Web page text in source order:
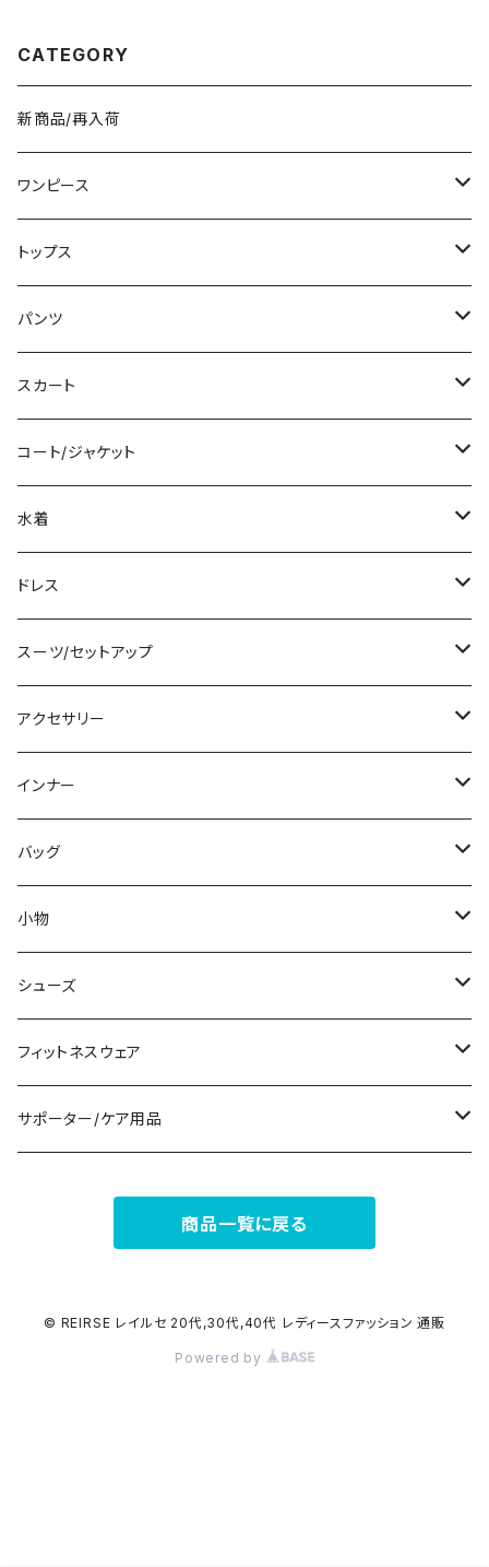
プル オープンショルダー カット
国ファッション OL カジュアル
ティー ブラック お呼ばれ シンプ
SS0076
CATEGORY
新商品/再入荷
ワンピース
ミニ/ショート
ミディアム/ミモレ
ロング/マキシ
袖付き
ノースリーブ
その他
チュニック
トップス
Tシャツ/カットソー
タンクトップ/キャミソール
シャツ/ブラウス
ベアトップ/チューブトップ
カーディガン/ボレロ
ニット/セーター
パーカー
スウェット/トレーナー
その他
パンツ
ショート丈
クロップド丈
ロング丈
デニム
レギンス
その他
オールインワン
スカート
ミニ/ショート
ミディアム/ミモレ
ロング
その他
コート/ジャケット
コート
ジャケット
その他
水着
タンキニ
バンドゥビキニ
ワンピース
ラッシュガード
その他
ドレス
ミニ/ショート
ミディアム/ミモレ
ロング/マキシ
袖付き
ノースリーブ
パンツドレス
ナイトドレス
その他
スーツ/セットアップ
パンツスーツ
スカートスーツ
その他
アクセサリー
ネックレス
ブレスレット
ピアス
コサージュ
リング
その他
インナー
ブラ/ブラトップ/ベアトップ
ショーツ
タンクトップ/キャミソール
半袖/5分
7分/長袖
ペチコート/ペチパンツ
その他
バッグ
サブバッグ
クラッチバッグ
トートバッグ
ショルダーバッグ
カジュアルバッグ
バックパック
小物
マフラー/スカーフ/ストール
財布
アクセサリーケース
シューズ
スニーカー
ブーツ
その他
フィットネスウェア
セット販売
タイツ
サポーター/ケア用品
商品一覧に戻る
© REIRSE レイルセ 20代,30代,40代 レディースファッション 通販
Powered by